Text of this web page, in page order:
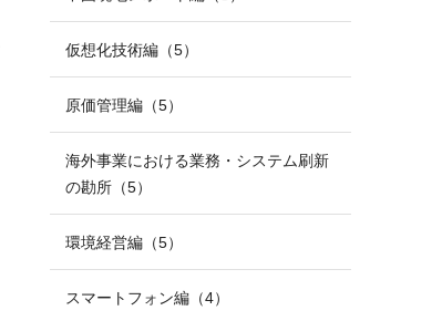
仮想化技術編（5）
原価管理編（5）
海外事業における業務・システム刷新
の勘所（5）
環境経営編（5）
スマートフォン編（4）